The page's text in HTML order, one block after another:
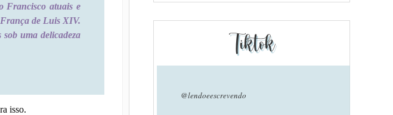
Francisco atuais e
de Luis XIV.
uma delicadeza
isso.
Tiktok
@lendoeescrevendo